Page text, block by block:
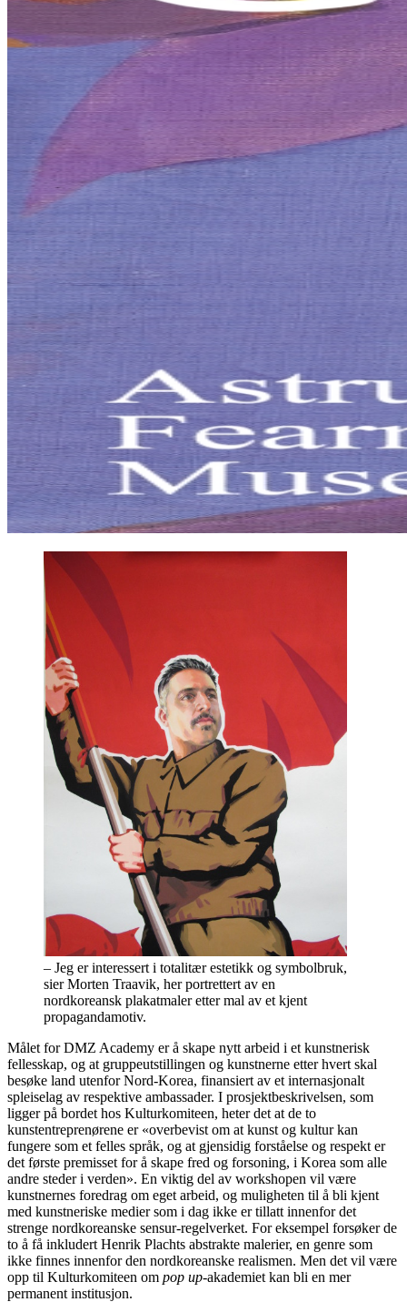
– Jeg er interessert i totalitær estetikk og symbolbruk,
sier Morten Traavik, her portrettert av en
nordkoreansk plakatmaler etter mal av et kjent
propagandamotiv.
Målet for DMZ Academy er å skape nytt arbeid i et kunstnerisk
fellesskap, og at gruppeutstillingen og kunstnerne etter hvert skal
besøke land utenfor Nord-Korea, finansiert av et internasjonalt
spleiselag av respektive ambassader. I prosjektbeskrivelsen, som
ligger på bordet hos Kulturkomiteen, heter det at de to
kunstentreprenørene er «overbevist om at kunst og kultur kan
fungere som et felles språk, og at gjensidig forståelse og respekt er
det første premisset for å skape fred og forsoning, i Korea som alle
andre steder i verden». En viktig del av workshopen vil være
kunstnernes foredrag om eget arbeid, og muligheten til å bli kjent
med kunstneriske medier som i dag ikke er tillatt innenfor det
strenge nordkoreanske sensur-regelverket. For eksempel forsøker de
to å få inkludert Henrik Plachts abstrakte malerier, en genre som
ikke finnes innenfor den nordkoreanske realismen. Men det vil være
opp til Kulturkomiteen om pop up-akademiet kan bli en mer
permanent institusjon.